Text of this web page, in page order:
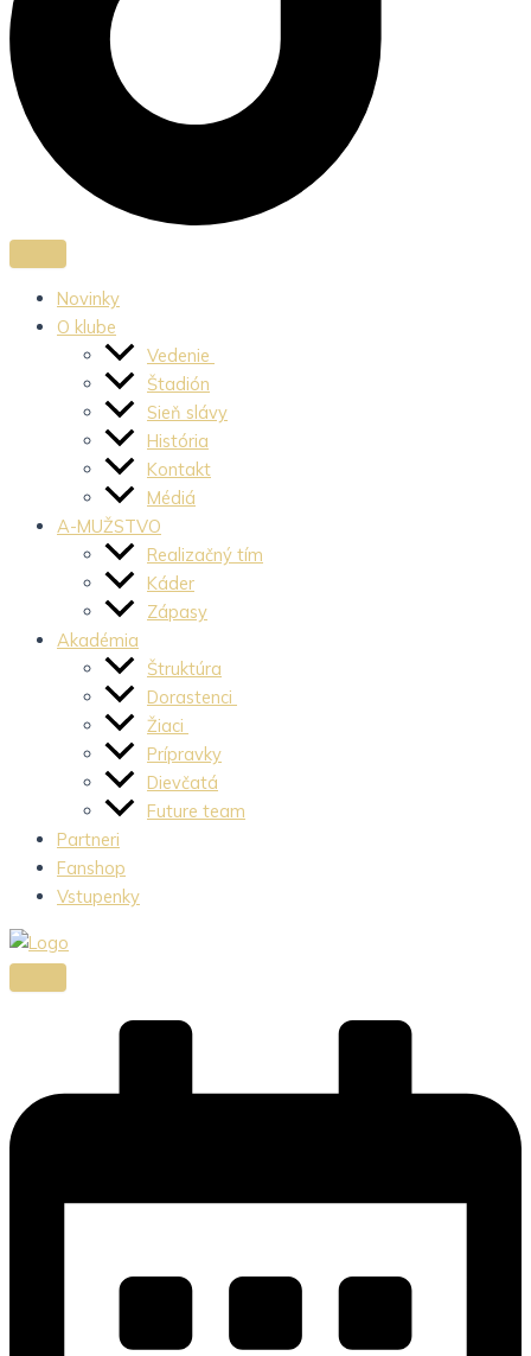
Novinky
O klube
Vedenie
Štadión
Sieň slávy
História
Kontakt
Médiá
A-MUŽSTVO
Realizačný tím
Káder
Zápasy
Akadémia
Štruktúra
Dorastenci
Žiaci
Prípravky
Dievčatá
Future team
Partneri
Fanshop
Vstupenky